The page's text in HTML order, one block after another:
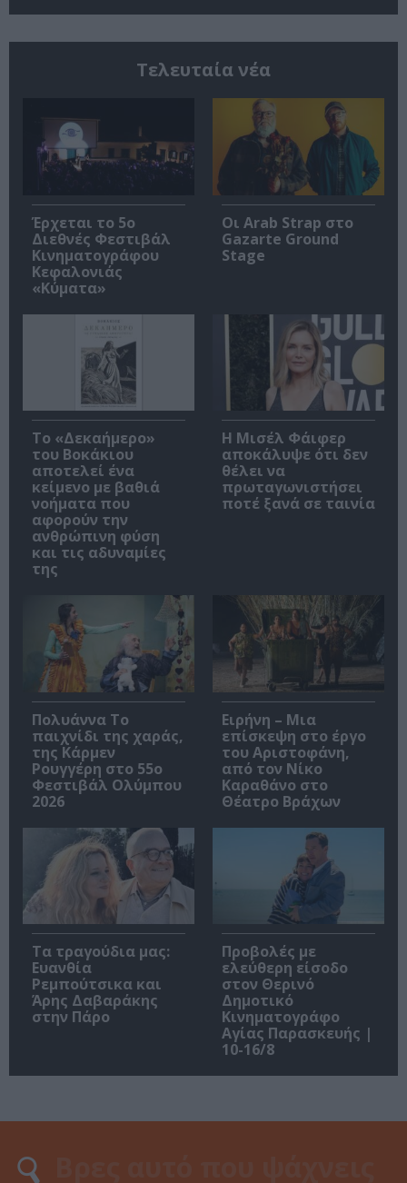
Τελευταία νέα
Έρχεται το 5ο
Διεθνές Φεστιβάλ
Κινηματογράφου
Κεφαλονιάς
«Κύματα»
Οι Arab Strap στο
Gazarte Ground
Stage
Το «Δεκαήμερο»
του Βοκάκιου
αποτελεί ένα
κείμενο με βαθιά
νοήματα που
αφορούν την
ανθρώπινη φύση
και τις αδυναμίες
της
Η Μισέλ Φάιφερ
αποκάλυψε ότι δεν
θέλει να
πρωταγωνιστήσει
ποτέ ξανά σε ταινία
Πολυάννα Το
παιχνίδι της χαράς,
της Κάρμεν
Ρουγγέρη στο 55ο
Φεστιβάλ Ολύμπου
2026
Ειρήνη – Μια
επίσκεψη στο έργο
του Αριστοφάνη,
από τον Νίκο
Καραθάνο στο
Θέατρο Βράχων
Τα τραγούδια μας:
Ευανθία
Ρεμπούτσικα και
Άρης Δαβαράκης
στην Πάρο
Προβολές με
ελεύθερη είσοδο
στον Θερινό
Δημοτικό
Κινηματογράφο
Αγίας Παρασκευής |
10-16/8